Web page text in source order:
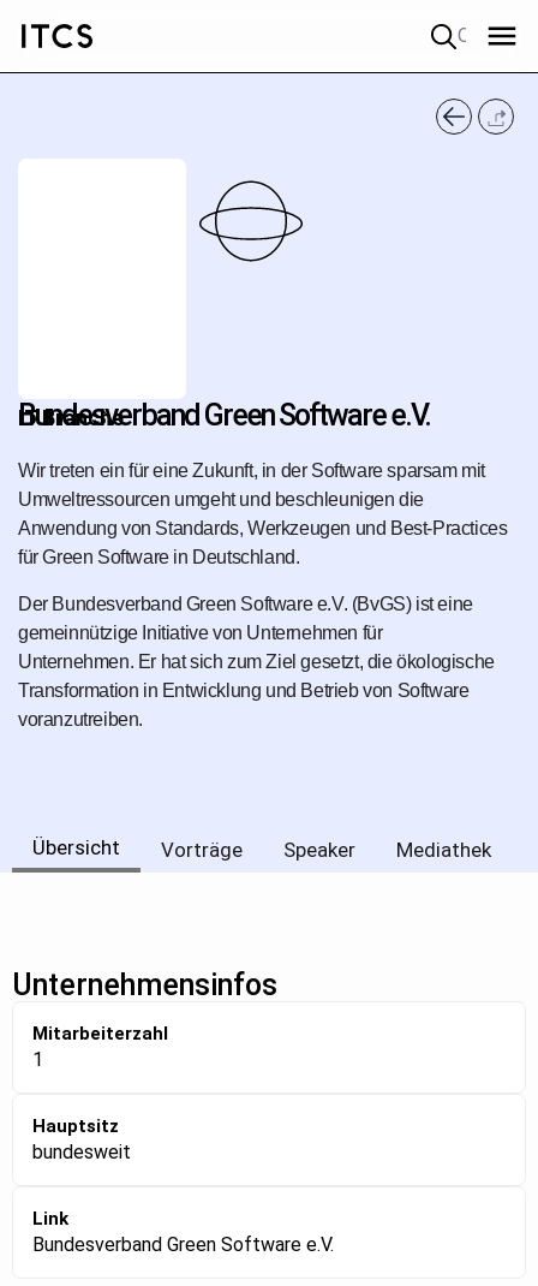
Bundesverband Green Software e.V.
IT Branche
Wir treten ein für eine Zukunft, in der Software sparsam mit
Umweltressourcen umgeht und beschleunigen die
Anwendung von Standards, Werkzeugen und Best-Practices
für Green Software in Deutschland.
Der Bundesverband Green Software e.V. (BvGS) ist eine
gemeinnützige Initiative von Unternehmen für
Unternehmen. Er hat sich zum Ziel gesetzt, die ökologische
Transformation in Entwicklung und Betrieb von Software
voranzutreiben.
Übersicht Vorträge Speaker Mediathek
Unternehmensinfos
Mitarbeiterzahl
1
Hauptsitz
bundesweit
Link
Bundesverband Green Software e.V.